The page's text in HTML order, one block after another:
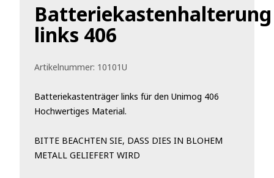
Batteriekastenhalterung
links 406
Artikelnummer: 10101U
Batteriekastenträger links für den Unimog 406
Hochwertiges Material.
BITTE BEACHTEN SIE, DASS DIES IN BLOHEM
METALL GELIEFERT WIRD